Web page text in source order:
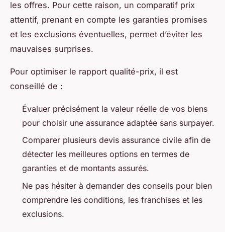
les offres. Pour cette raison, un comparatif prix
attentif, prenant en compte les garanties promises
et les exclusions éventuelles, permet d’éviter les
mauvaises surprises.
Pour optimiser le rapport qualité-prix, il est
conseillé de :
Évaluer précisément la valeur réelle de vos biens
pour choisir une assurance adaptée sans surpayer.
Comparer plusieurs devis assurance civile afin de
détecter les meilleures options en termes de
garanties et de montants assurés.
Ne pas hésiter à demander des conseils pour bien
comprendre les conditions, les franchises et les
exclusions.